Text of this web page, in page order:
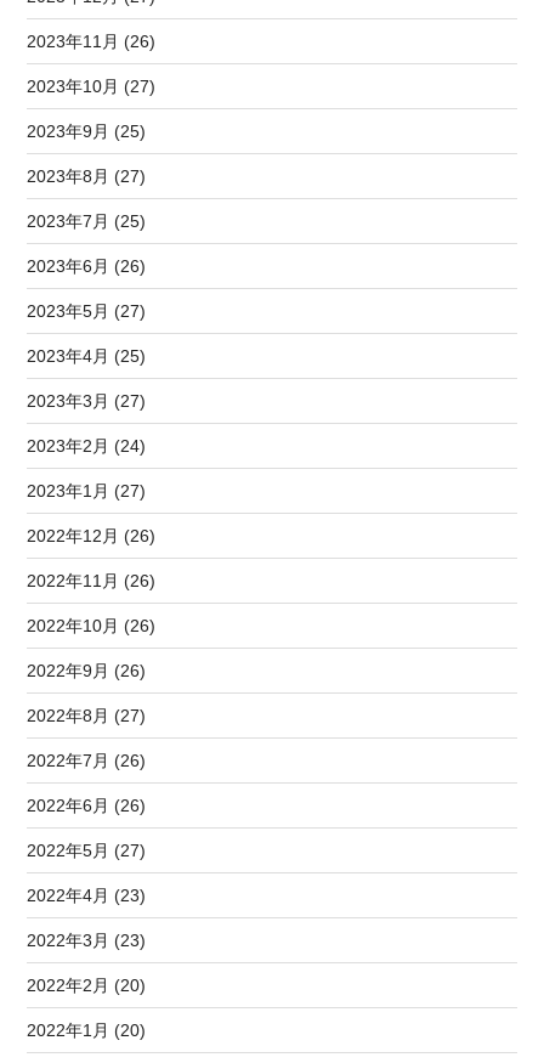
2023年11月 (26)
2023年10月 (27)
2023年9月 (25)
2023年8月 (27)
2023年7月 (25)
2023年6月 (26)
2023年5月 (27)
2023年4月 (25)
2023年3月 (27)
2023年2月 (24)
2023年1月 (27)
2022年12月 (26)
2022年11月 (26)
2022年10月 (26)
2022年9月 (26)
2022年8月 (27)
2022年7月 (26)
2022年6月 (26)
2022年5月 (27)
2022年4月 (23)
2022年3月 (23)
2022年2月 (20)
2022年1月 (20)